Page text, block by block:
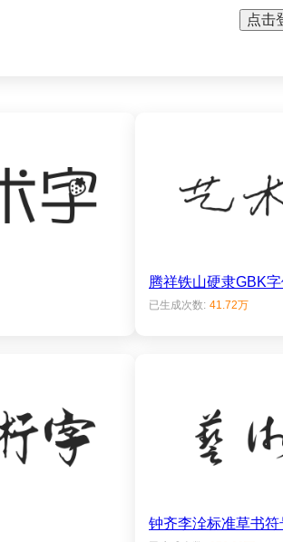
点击
腾祥铁山硬隶GBK
已生成次数: 41.72万
钟齐李洤标准草书符